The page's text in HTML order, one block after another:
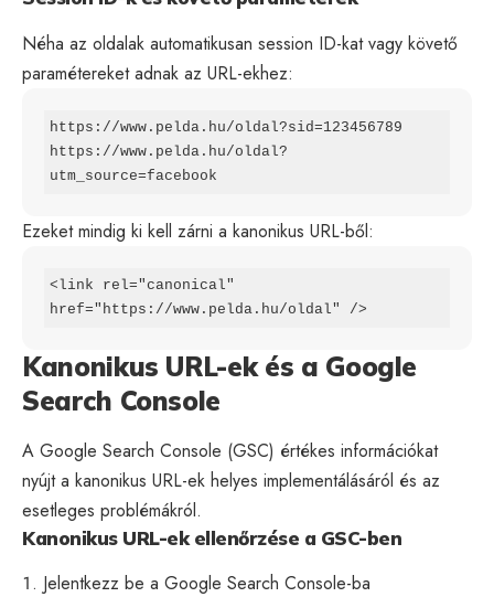
Néha az oldalak automatikusan session ID-kat vagy követő
paramétereket adnak az URL-ekhez:
https://www.pelda.hu/oldal?sid=123456789
https://www.pelda.hu/oldal?
utm_source=facebook
Ezeket mindig ki kell zárni a kanonikus URL-ből:
<link rel="canonical"
href="https://www.pelda.hu/oldal" />
Kanonikus URL-ek és a Google
Search Console
A Google Search Console (GSC) értékes információkat
nyújt a kanonikus URL-ek helyes implementálásáról és az
esetleges problémákról.
Kanonikus URL-ek ellenőrzése a GSC-ben
Jelentkezz be a Google Search Console-ba